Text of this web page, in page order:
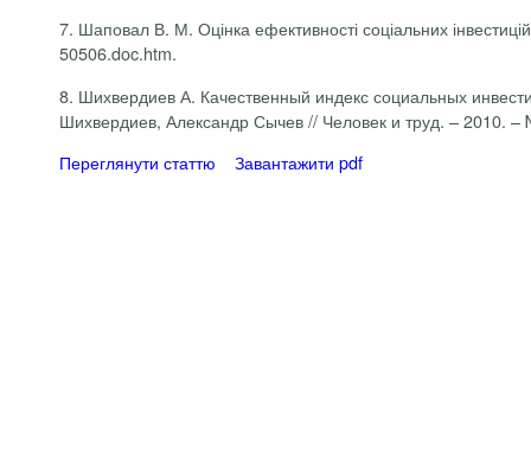
7. Шаповал В. М. Оцінка ефективності соціальних
50506.doc.htm.
8. Шихвердиев А. Качественный индекс социальных
Шихвердиев, Александр Сычев // Человек и труд. – 2010.
Переглянути статтю
Завантажити pdf